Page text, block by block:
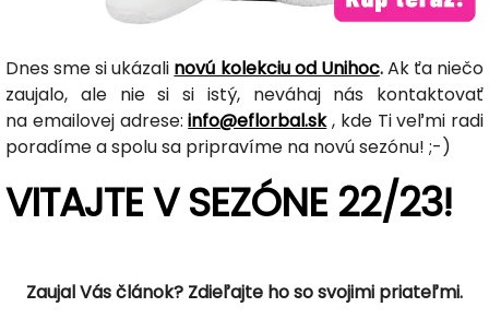
Dnes sme si ukázali novú kolekciu od Unihoc.Ak ťa niečo
zaujalo, ale nie si si istý, neváhaj nás kontaktovať
na emailovej adrese:info@eflorbal.sk , kde Ti veľmi radi
poradíme a spolu sa pripravíme na novú sezónu! ;-)
VITAJTE V SEZÓNE 22/23!
Zaujal Vás článok? Zdieľajte ho so svojimi priateľmi.